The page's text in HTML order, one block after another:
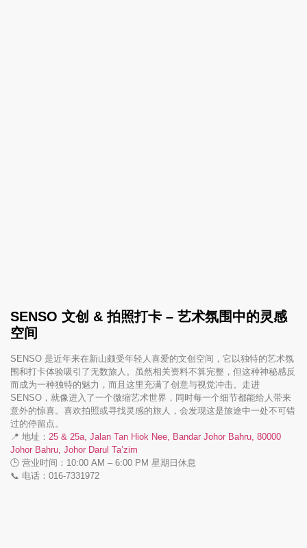
SENSO 文创 & 拍照打卡 – 艺术氛围中的灵感
空间
SENSO 是近年来在新山颇受年轻人喜爱的文创空间，它以独特的艺术氛
围和打卡体验吸引了无数旅人。虽然相关资料不算完整，但这种神秘感反
而成为一种独特的魅力，而且这里充满了创意与视觉冲击。走进
SENSO，就像进入了一个微缩艺术世界，同时每一个细节都能给人带来
意外的惊喜。喜欢拍照或寻找灵感的旅人，会发现这是旅途中一处不可错
过的停留点。
📍 地址： 25 & 25a, Jalan Tan Hiok Nee, Bandar Johor Bahru, 80000
Johor Bahru, Johor Darul Ta’zim
🕒 营业时间：10:00 AM – 6:00 PM 星期日休息
📞 电话：016-7331972